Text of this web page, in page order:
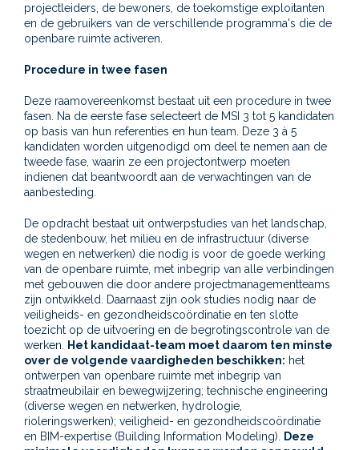
projectleiders, de bewoners, de toekomstige exploitanten
en de gebruikers van de verschillende programma's die de
openbare ruimte activeren.
Procedure in twee fasen
Deze raamovereenkomst bestaat uit een procedure in twee
fasen. Na de eerste fase selecteert de MSI 3 tot 5 kandidaten
op basis van hun referenties en hun team. Deze 3 à 5
kandidaten worden uitgenodigd om deel te nemen aan de
tweede fase, waarin ze een projectontwerp moeten
indienen dat beantwoordt aan de verwachtingen van de
aanbesteding.
De opdracht bestaat uit ontwerpstudies van het landschap,
de stedenbouw, het milieu en de infrastructuur (diverse
wegen en netwerken) die nodig is voor de goede werking
van de openbare ruimte, met inbegrip van alle verbindingen
met gebouwen die door andere projectmanagementteams
zijn ontwikkeld. Daarnaast zijn ook studies nodig naar de
veiligheids- en gezondheidscoördinatie en ten slotte
toezicht op de uitvoering en de begrotingscontrole van de
werken.
Het kandidaat-team moet daarom ten minste
over de volgende vaardigheden beschikken: het
ontwerpen van openbare ruimte met inbegrip van
straatmeubilair en bewegwijzering; technische engineering
(diverse wegen en netwerken, hydrologie,
rioleringswerken); veiligheid- en gezondheidscoördinatie
en BIM-expertise (Building Information Modeling).
Deze